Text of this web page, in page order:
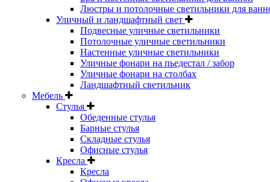
Люстры и потолочные светильники для
Уличный и ландшафтный свет
Подвесные уличные светильники
Потолочные уличные светильники
Настенные уличные светильники
Уличные фонари на пьедестал / забор
Уличные фонари на столбах
Ландшафтный светильник
Мебель
Стулья
Обеденные стулья
Барные стулья
Складные стулья
Офисные стулья
Кресла
Кресла